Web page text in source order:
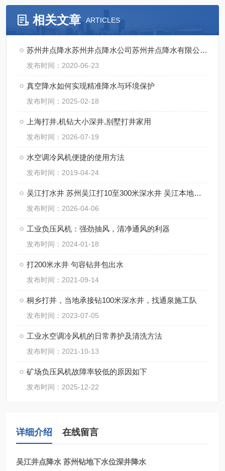
相关文章 ARTICLES
苏州井点降水苏州井点降水公司苏州井点降水有限公司通泉降水公司
发布时间：2020-06-23
真空降水如何实现精准降水与环境保护
发布时间：2025-02-18
上海打井,机钻大小深井,别墅打井家用
发布时间：2026-07-19
水空调冷风机便捷的使用方法
发布时间：2019-04-24
吴江打水井 苏州吴江打10至300米深水井 吴江本地打井
发布时间：2026-04-06
工业负压风机：强劲抽风，清净通风的利器
发布时间：2024-01-18
打200米水井 句容钻井包出水
发布时间：2021-09-14
桐乡打井，当地承接钻100米深水井，找通泉施工队
发布时间：2023-07-05
工业水空调冷风机的日常养护及清洗方法
发布时间：2021-10-13
矿场负压风机故障率较低的原因如下
发布时间：2025-12-22
详细介绍 在线留言
吴江井点降水 苏州钻地下水位深井降水